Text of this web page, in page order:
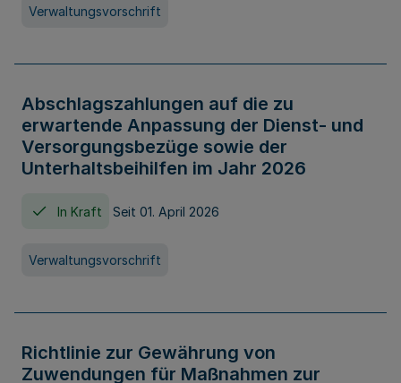
Verwaltungsvorschrift
Abschlagszahlungen auf die zu
erwartende Anpassung der Dienst- und
Versorgungsbezüge sowie der
Unterhaltsbeihilfen im Jahr 2026
In Kraft Seit 01. April 2026
Verwaltungsvorschrift
Richtlinie zur Gewährung von
Zuwendungen für Maßnahmen zur